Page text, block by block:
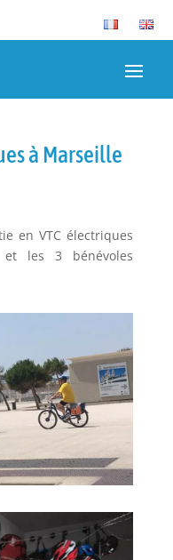
à Marseille
en VTC électriques
les 3 bénévoles